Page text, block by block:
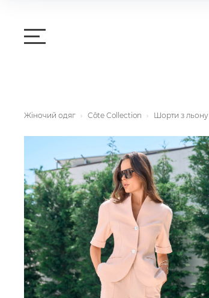
Жіночий одяг Côte Collection Шорти з льону